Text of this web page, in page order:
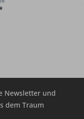
Newsletter und
dem Traum